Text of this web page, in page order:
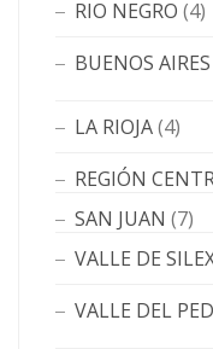
RIO NEGRO (4)
BUENOS AIRES
LA RIOJA(4)
REGIÓN
SAN JUAN (7)
VALLE DE
VALLE DEL